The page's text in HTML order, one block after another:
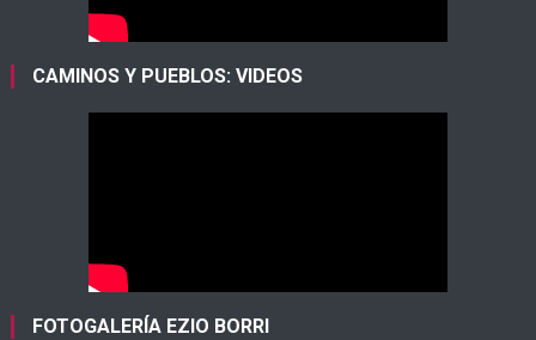
CAMINOS Y PUEBLOS: VIDEOS
FOTOGALERÍA EZIO BORRI